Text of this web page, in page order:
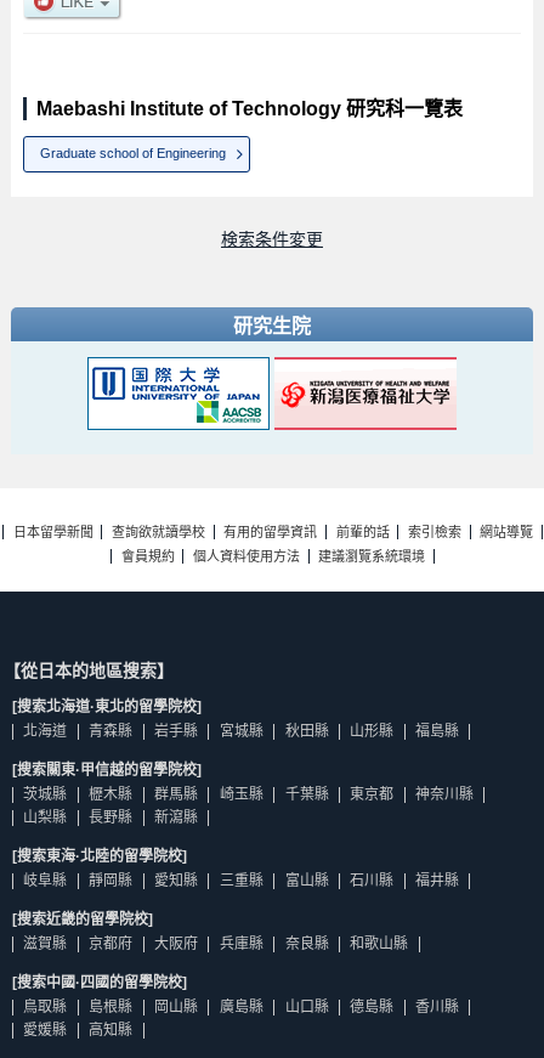
Maebashi Institute of Technology 研究科一覽表
Graduate school of Engineering
検索条件変更
研究生院
日本留學新聞 查詢欲就讀學校 有用的留學資訊 前輩的話 索引檢索
網站導覽
會員規約
個人資料使用方法 建議瀏覽系統環境
【從日本的地區搜索】
[搜索北海道·東北的留學院校]
北海道
青森縣 岩手縣 宮城縣 秋田縣 山形縣 福島縣
[搜索關東·甲信越的留學院校]
茨城縣
櫪木縣 群馬縣 崎玉縣 千葉縣 東京都
神奈川縣
山梨縣
長野縣 新瀉縣
[搜索東海·北陸的留學院校]
岐阜縣
靜岡縣 愛知縣 三重縣 富山縣 石川縣 福井縣
[搜索近畿的留學院校]
滋賀縣
京都府 大阪府 兵庫縣 奈良縣 和歌山縣
[搜索中國·四國的留學院校]
鳥取縣
島根縣 岡山縣 廣島縣 山口縣 德島縣
香川縣
愛媛縣
高知縣